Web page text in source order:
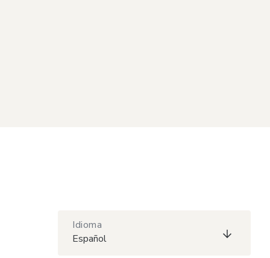
Idioma
Español